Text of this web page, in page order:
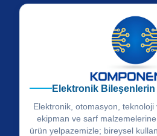
Elektronik
Elektronik, otomasyon,
ekipman ve sarf
ürün yelpazemizle; bireysel